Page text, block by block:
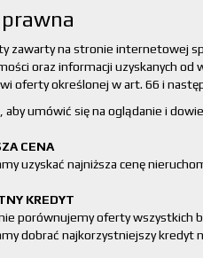
zawarty na stronie internetowej
oraz informacji uzyskanych od
oferty określonej w art. 66 i
aby umówić się na oglądanie i
CENA
uzyskać najniższa cenę
KREDYT
porównujemy oferty wszystkich
dobrać najkorzystniejszy kredyt